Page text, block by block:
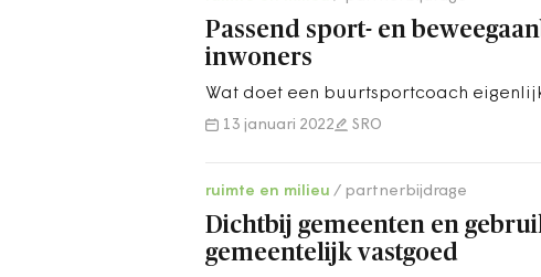
Passend sport- en
inwoners
Wat doet een buurtsportcoach
13 januari 2022 SRO
ruimte en milieu partnerbijdrage
Dichtbij gemeenten en
gemeentelijk vastgoed